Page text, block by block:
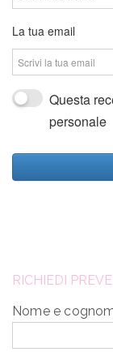
La tua email
Questa
personale
RICHIEDI
Nome e